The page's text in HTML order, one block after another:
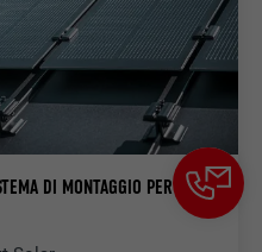
DI MONTAGGIO PER